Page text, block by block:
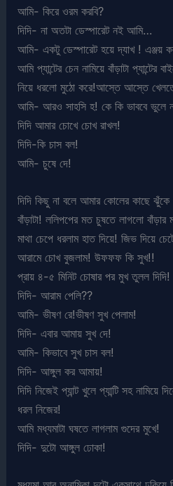
আমি- কিরে ওরম করবি?
দিদি- না অতটা ডেস্পারেট নই আমি…
আমি- একটু ডেস্পারেট হয়ে দ্যাখ ! এঞ্জয়
আমি প্যান্টের চেন নামিয়ে বাঁড়াটা প্যান্টের
নিয়ে ধরলো মুঠো করে!আস্তে আস্তে
আমি- আরও সাহসি হ! কে কি ভাববে ভুলে
দিদি আমার চোখে চোখ রাখল!
দিদি-কি চাস বল!
আমি- চুষে দে!
দিদি কিছু না বলে আমার কোলের কাছে
বাঁড়াটা! ললিপপের মত চুষতে লাগলো
মাথা চেপে ধরলাম হাত দিয়ে! জিভ দিয়ে
আরামে চোখ বুজলাম! উফফফ কি সুখ!!
প্রায় ৪-৫ মিনিট চোষার পর মুখ তুলল দিদি!
দিদি- আরাম পেলি??
আমি- ভীষণ রে!ভীষণ সুখ পেলাম!
দিদি- এবার আমায় সুখ দে!
আমি- কিভাবে সুখ চাস বল!
দিদি- আঙ্গুল কর আমায়!
দিদি নিজেই প্যান্ট খুলে প্যান্টি সহ নামিয়ে
ধরল নিজের!
আমি মধ্যমাটা ঘষতে লাগলাম গুদের মুখে!
দিদি- দুটো আঙ্গুল ঢোকা!